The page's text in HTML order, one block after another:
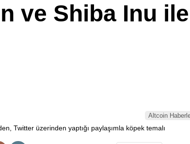
ve Shiba Inu
Altcoin